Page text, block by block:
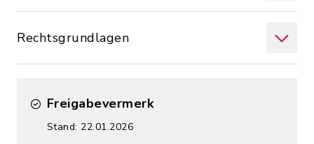
Rechtsgrundlagen
Freigabevermerk
Stand: 22.01.2026